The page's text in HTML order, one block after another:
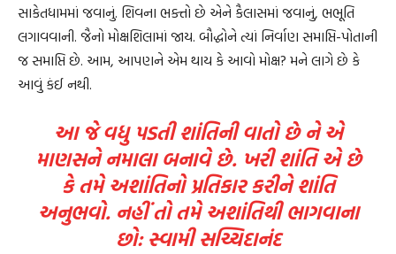
સાકેતધામમાં જવાનું. શિવના ભક્તો છે એને કૈલાસમાં જવાનું, ભભૂતિ
લગાવવાની. જૈનો મોક્ષશિલામાં જાય. બૌદ્ધોને ત્યાં નિર્વાણ સમાપ્તિ-પોતાની
જ સમાપ્તિ છે. આમ, આપણને એમ થાય કે આવો મોક્ષ? મને લાગે છે કે
આવું કંઈ નથી.
આ જે વધુ પડતી શાંતિની વાતો છે ને એ
માણસને નમાલા બનાવે છે. ખરી શાંતિ એ છે
કે તમે અશાંતિનો પ્રતિકાર કરીને શાંતિ
અનુભવો. નહીં તો તમે અશાંતિથી ભાગવાના
છો: સ્વામી સચ્ચિદાનંદ